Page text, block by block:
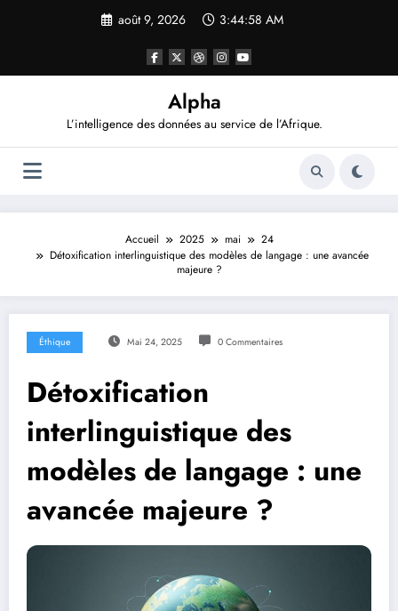
août 9, 2026 3:44:58 AM
Alpha
L’intelligence des données au service de l’Afrique.
Accueil 2025 mai
24
Détoxification interlinguistique des modèles de langage : une avancée
majeure ?
Éthique Mai 24, 2025 0 Commentaires
Détoxification
interlinguistique des
modèles de langage : une
avancée majeure ?